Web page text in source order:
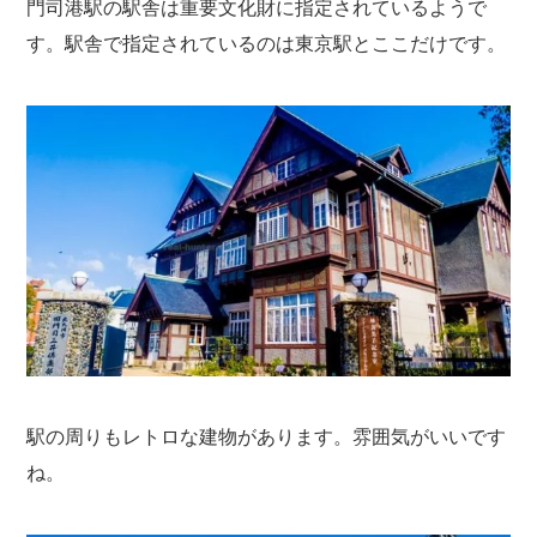
門司港駅の駅舎は重要文化財に指定されているようで
す。駅舎で指定されているのは東京駅とここだけです。
駅の周りもレトロな建物があります。雰囲気がいいです
ね。